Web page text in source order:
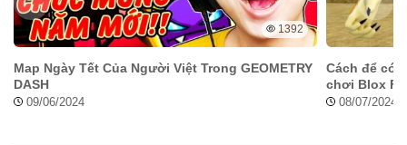
1392
Map Ngày Tết Của Người Việt Trong GEOMETRY
DASH
09/06/2024
Cách để có
chơi Blox
08/07/2024